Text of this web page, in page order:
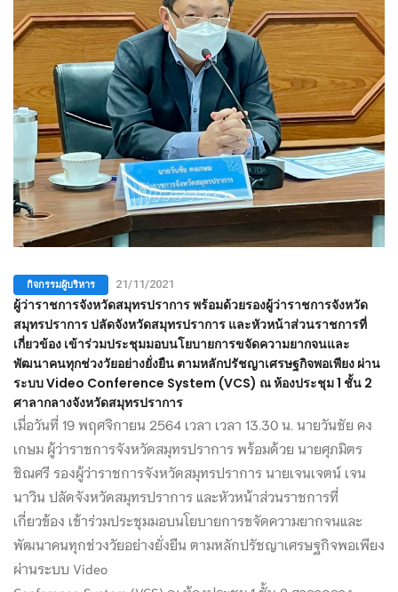
กิจกรรมผู้บริหาร 21/11/2021
ผู้ว่าราชการจังหวัดสมุทรปราการ พร้อมด้วยรองผู้ว่าราชการจังหวัด
สมุทรปราการ ปลัดจังหวัดสมุทรปราการ และหัวหน้าส่วนราชการที่
เกี่ยวข้อง เข้าร่วมประชุมมอบนโยบายการขจัดความยากจนและ
พัฒนาคนทุกช่วงวัยอย่างยั่งยืน ตามหลักปรัชญาเศรษฐกิจพอเพียง ผ่าน
ระบบ Video Conference System (VCS) ณ ห้องประชุม 1 ชั้น 2
ศาลากลางจังหวัดสมุทรปราการ
เมื่อวันที่ 19 พฤศจิกายน 2564 เวลา เวลา 13.30 น. นายวันชัย คง
เกษม ผู้ว่าราชการจังหวัดสมุทรปราการ พร้อมด้วย นายศุภมิตร
ชิณศรี รองผู้ว่าราชการจังหวัดสมุทรปราการ นายเจนเจตน์ เจน
นาวิน ปลัดจังหวัดสมุทรปราการ และหัวหน้าส่วนราชการที่
เกี่ยวข้อง เข้าร่วมประชุมมอบนโยบายการขจัดความยากจนและ
พัฒนาคนทุกช่วงวัยอย่างยั่งยืน ตามหลักปรัชญาเศรษฐกิจพอเพียง
ผ่านระบบ Video